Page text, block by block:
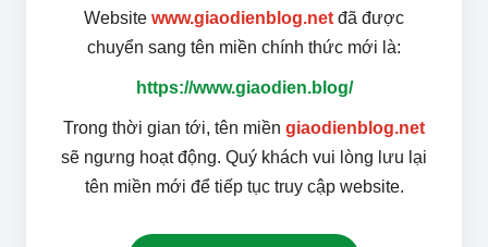
Website www.giaodienblog.net đã được
chuyển sang tên miền chính thức mới là:
https://www.giaodien.blog/
Trong thời gian tới, tên miền giaodienblog.net
sẽ ngưng hoạt động. Quý khách vui lòng lưu lại
tên miền mới để tiếp tục truy cập website.